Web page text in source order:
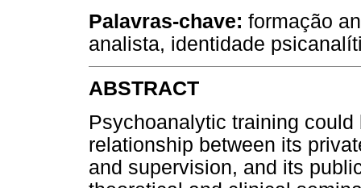
Palavras-chave: formação
analista, identidade
ABSTRACT
Psychoanalytic training
relationship between its
and supervision, and its